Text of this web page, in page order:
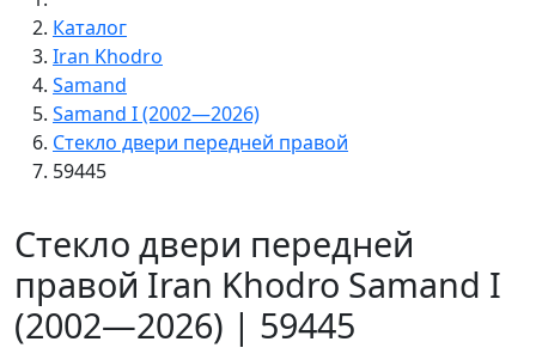
Каталог
Iran Khodro
Samand
Samand I (2002—2026)
Стекло двери передней правой
59445
Стекло двери передней
правой Iran Khodro Samand I
(2002—2026) | 59445